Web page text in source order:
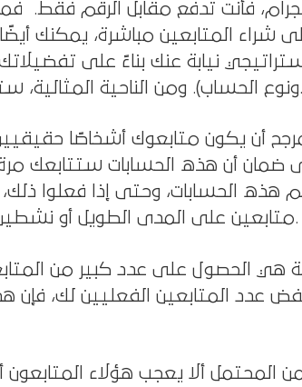
فأنت تدفع مقابل الرقم فقط.
شراء المتابعين مباشرة، يمكنك
نيابة عنك بناءً على
ونوع الحساب). ومن الناحية المثالية، ستتابعك تلك الحسابات فيما بعد.
أن يكون متابعوك أشخاصًا
ضمان أن هذه الحسابات ستتابعك
هذه الحسابات، وحتى إذا فعلوا
متابعين على المدى الطويل أو نشطين أو مخلصين لعلامتك التجارية.
هي الحصول على عدد كبير من
​​عدد المتابعين الفعليين لك،
المحتمل ألا يعجب هؤلاء المتابعون